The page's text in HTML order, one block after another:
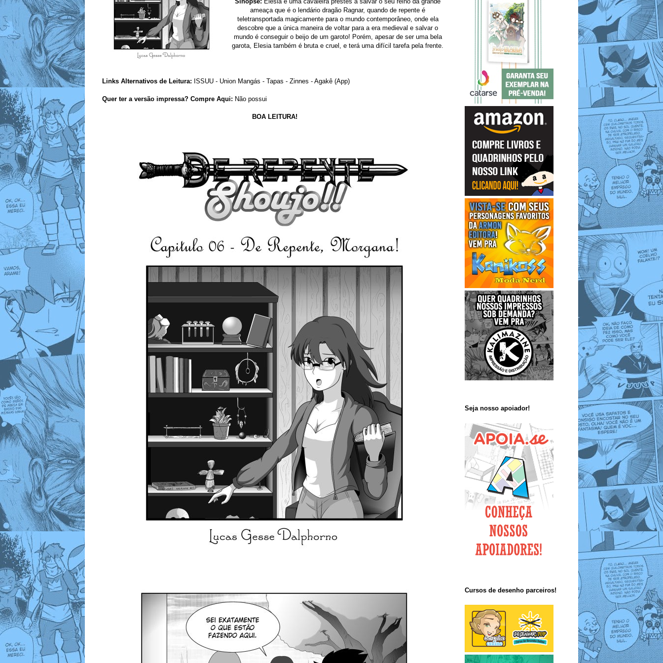
ameaça que é o lendário dragão Ragnar, quando de repente é
teletransportada magicamente para o mundo contemporâneo, onde ela
descobre que a única maneira de voltar para a era medieval e salvar o
mundo é conseguir o beijo de um garoto! Porém, apesar de ser uma bela
garota, Elesia também é bruta e cruel, e terá uma difícil tarefa pela frente.
Links Alternativos de Leitura: SSUU - Union Mangás - Tapas - Zinnes - Agakê (App)
Quer ter a versão impressa? Compre Aqui: Não possui
BOA LEITURA!
Seja nosso apoiador!
Cursos de desenho parceiros!